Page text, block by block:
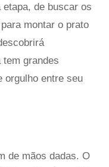
de buscar os
montar o prato
tem grandes
orgulho entre seu
de mãos dadas. O